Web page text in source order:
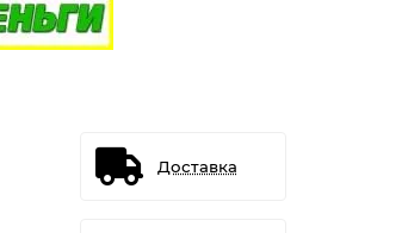
Доставка